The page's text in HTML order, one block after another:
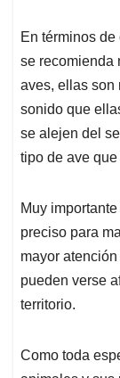
En términos
se recomienda
aves, ellas son
sonido que
se alejen del
tipo de ave que
Muy
preciso para
mayor
pueden verse
territorio.
Como toda